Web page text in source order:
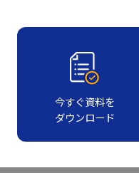
今すぐ資料を
ダウンロード